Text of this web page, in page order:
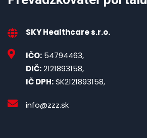
SKY Healthcare s.r.o.
IČO: 54794463,
DIČ:2121893158,
IČ DPH:SK2121893158,
info@zzz.sk